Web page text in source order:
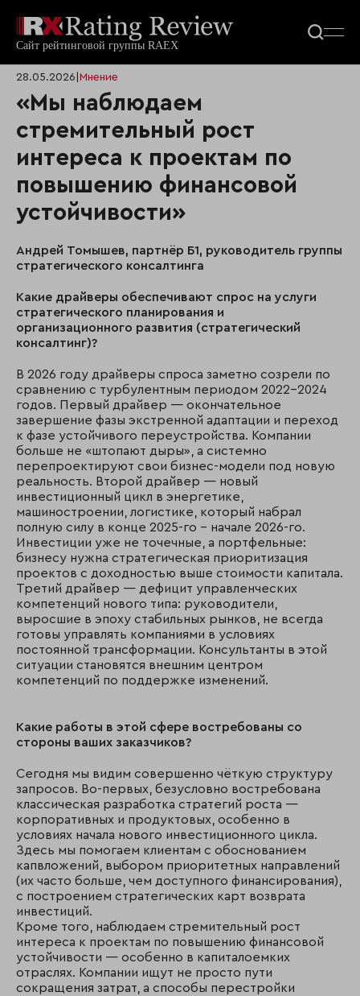
28.05.2026 Мнение
«Мы наблюдаем
стремительный рост
интереса к проектам по
повышению финансовой
устойчивости»
Андрей Томышев, партнёр Б1, руководитель группы
стратегического консалтинга
Какие драйверы обеспечивают спрос на услуги
стратегического планирования и
организационного развития (стратегический
консалтинг)?
В 2026 году драйверы спроса заметно созрели по
сравнению с турбулентным периодом 2022–2024
годов. Первый драйвер — окончательное
завершение фазы экстренной адаптации и переход
к фазе устойчивого переустройства. Компании
больше не «штопают дыры», а системно
перепроектируют свои бизнес-модели под новую
реальность. Второй драйвер — новый
инвестиционный цикл в энергетике,
машиностроении, логистике, который набрал
полную силу в конце 2025-го – начале 2026-го.
Инвестиции уже не точечные, а портфельные:
бизнесу нужна стратегическая приоритизация
проектов с доходностью выше стоимости капитала.
Третий драйвер — дефицит управленческих
компетенций нового типа: руководители,
выросшие в эпоху стабильных рынков, не всегда
готовы управлять компаниями в условиях
постоянной трансформации. Консультанты в этой
ситуации становятся внешним центром
компетенций по поддержке изменений.
Какие работы в этой сфере востребованы со
стороны ваших заказчиков?
Сегодня мы видим совершенно чёткую структуру
запросов. Во-первых, безусловно востребована
классическая разработка стратегий роста —
корпоративных и продуктовых, особенно в
условиях начала нового инвестиционного цикла.
Здесь мы помогаем клиентам с обоснованием
капвложений, выбором приоритетных направлений
(их часто больше, чем доступного финансирования),
с построением стратегических карт возврата
инвестиций.
Кроме того, наблюдаем стремительный рост
интереса к проектам по повышению финансовой
устойчивости — особенно в капиталоемких
отраслях. Компании ищут не просто пути
сокращения затрат, а способы перестройки